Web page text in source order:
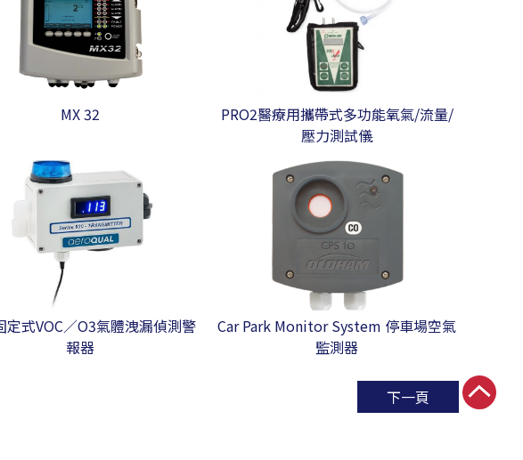
MX 32
PRO2醫療用攜帶式多功能氧氣/流量/
壓力測試儀
定式VOC／O3氣體洩漏偵測警
報器
Car Park Monitor System 停車場空氣
監測器
下一頁